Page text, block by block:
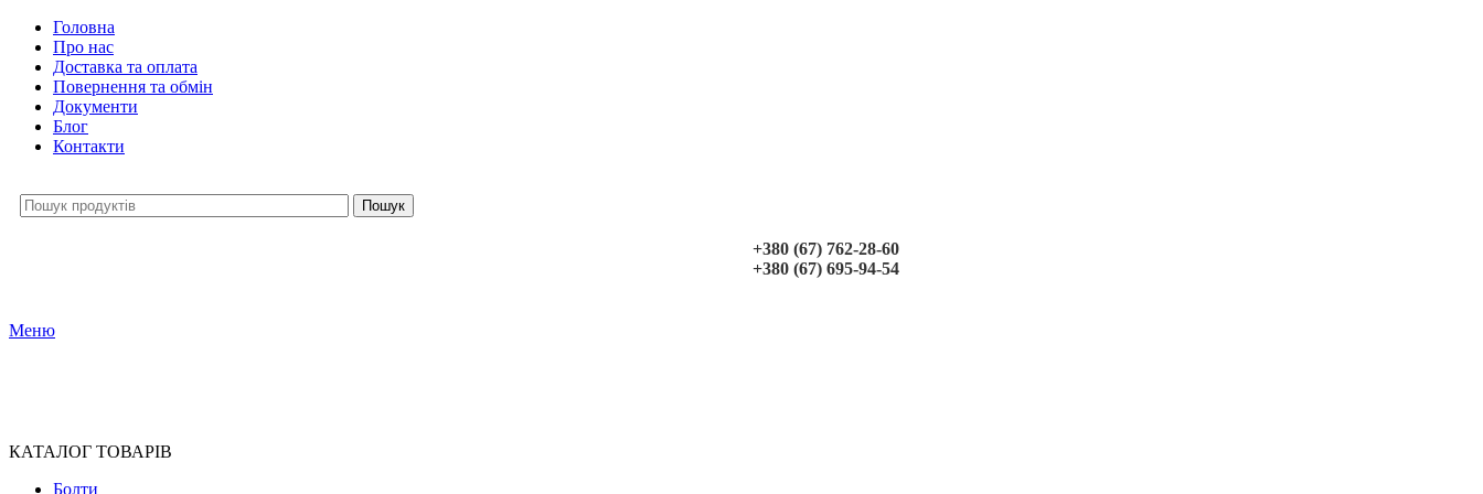
Головна
Про нас
Доставка та оплата
Повернення та обмін
Документи
Блог
Контакти
Пошук
+380 (67) 762-28-60
+380 (67) 695-94-54
Меню
КАТАЛОГ ТОВАРІВ
Болти